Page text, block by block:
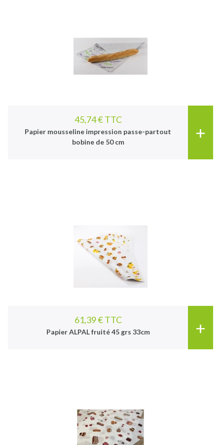
45,74 € TTC
Papier mousseline impression passe-partout
bobine de 50 cm
+
61,39 € TTC
Papier ALPAL fruité 45 grs 33cm +